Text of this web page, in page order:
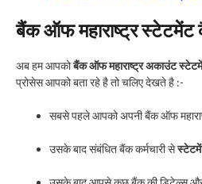
बैंक ऑफ महाराष्ट्र स्टेटमेंट
अब हम आपकोबैंक ऑफ महाराष्ट्र अकाउंट
प्रोसेस आपको बता रहे है तो चलिए देखते है :-
सबसे पहले आपको अपनी बैंक ऑफ
उसके बाद संबंधित बैंक कर्मचारी से